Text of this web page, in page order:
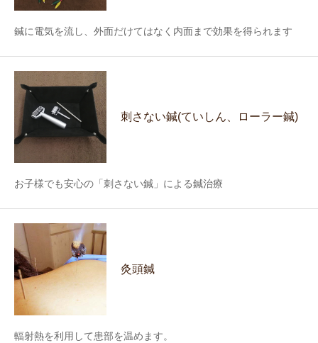
鍼に電気を流し、外面だけてはなく内面まで効果を得られます
刺さない鍼(ていしん、ローラー鍼)
お子様でも安心の「刺さない鍼」による鍼治療
灸頭鍼
輻射熱を利用して患部を温めます。